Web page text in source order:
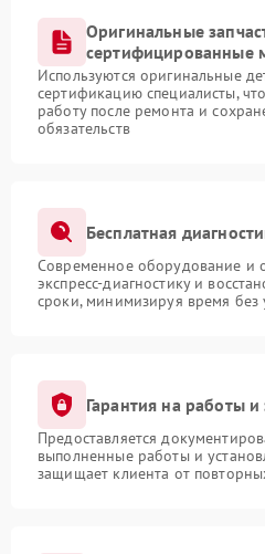
Оригинальные
сертифицированные
Используются оригинальные
сертификацию специалисты,
работу после ремонта и
обязательств
Бесплатная
Современное оборудование и
экспресс-диагностику и
сроки, минимизируя время без
Гарантия на работы и
Предоставляется
выполненные работы и
защищает клиента от